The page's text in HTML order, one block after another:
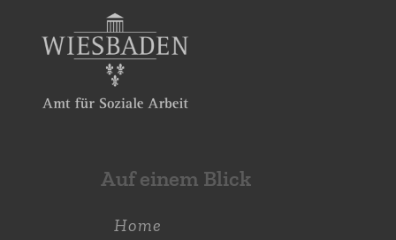
Auf einem Blick
Home